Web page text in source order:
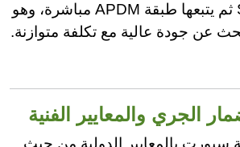
تطبيق طبقة SBR ثم يتبعها طبقة APDM مباشرة، وهو
عن جودة عالية مع تكلفة متوازنة.
الجري والمعايير الفنية
سبورت بالمعايير الدولية من حيث